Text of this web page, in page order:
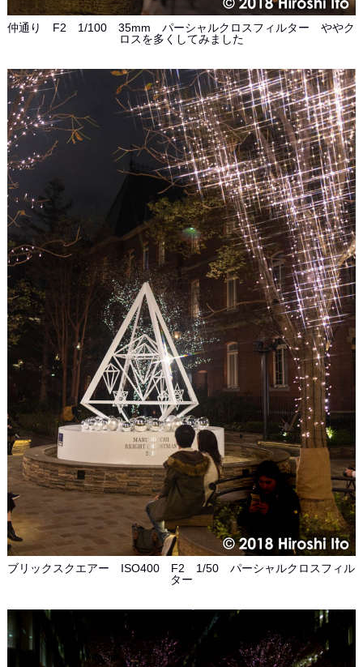
仲通り F2 1/100 35mm パーシャルクロスフィルター ややク
ロスを多くしてみました
ブリックスクエアー ISO400 F2 1/50 パーシャルクロスフィル
ター